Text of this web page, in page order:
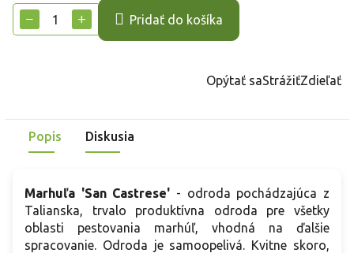
cena:
+
− Pridať do košíka
Opýtať saStrážiťZdieľať
Popis Diskusia
Marhuľa 'San Castrese' - odroda pochádzajúca z
Talianska, trvalo produktívna odroda pre všetky
oblasti pestovania marhúľ, vhodná na ďalšie
spracovanie. Odroda je samoopelivá. Kvitne skoro,